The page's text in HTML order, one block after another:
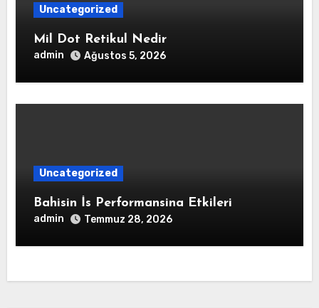
Uncategorized
Mil Dot Retikul Nedir
admin Ağustos 5, 2026
Uncategorized
Bahisin İs Performansina Etkileri
admin Temmuz 28, 2026